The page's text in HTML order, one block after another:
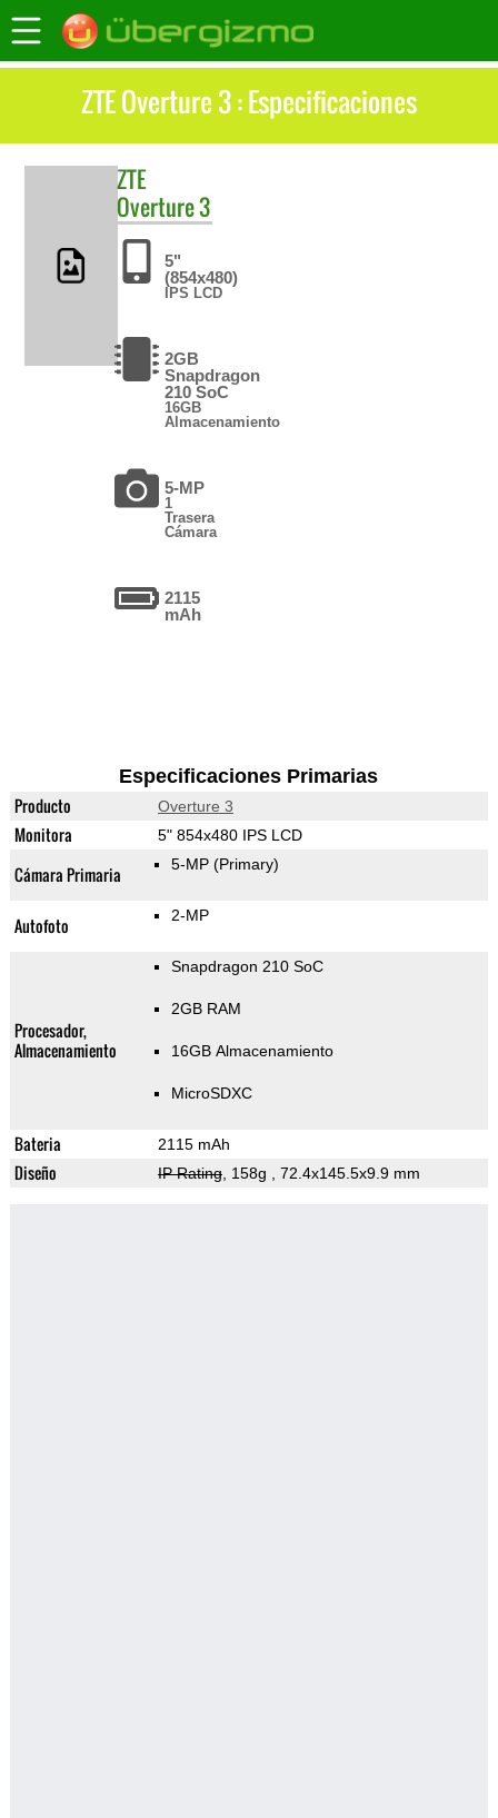
ZTE Overture 3 : Especificaciones
ZTE
Overture 3
5"
(854x480)
IPS LCD
2GB
Snapdragon
210 SoC
16GB
Almacenamiento
5-MP
1
Trasera
Cámara
2115
mAh
Especificaciones Primarias
Producto Overture 3
Monitora 5" 854x480 IPS LCD
Cámara Primaria 5-MP (Primary)
Autofoto 2-MP
Procesador,
Almacenamiento
Snapdragon 210 SoC
2GB RAM
16GB Almacenamiento
MicroSDXC
Bateria 2115 mAh
Diseño IP Rating, 158g , 72.4x145.5x9.9 mm